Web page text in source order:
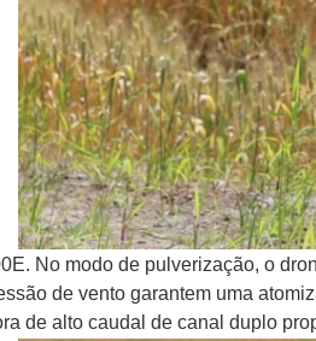
No modo de pulverização, o
de vento garantem uma
de alto caudal de canal duplo